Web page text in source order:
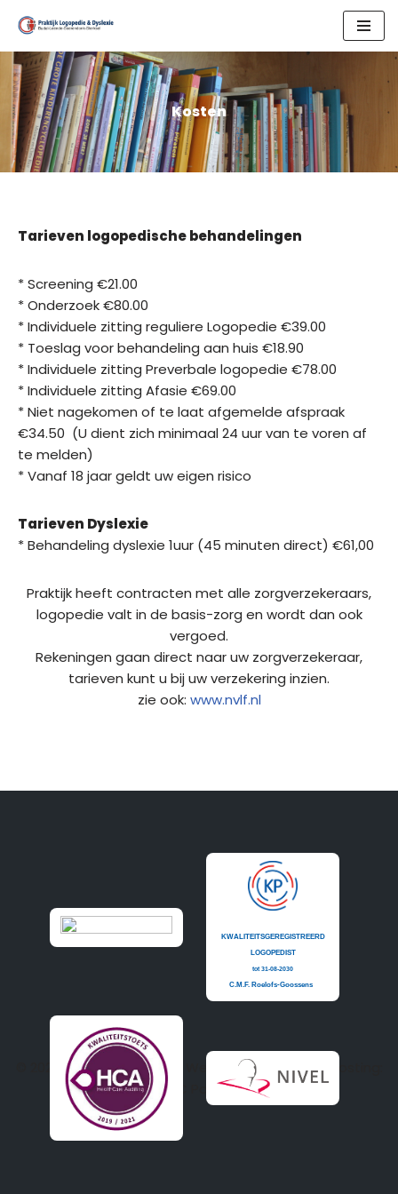
Skip
to
content
Kosten
Tarieven logopedische behandelingen
* Screening €21.00
* Onderzoek €80.00
* Individuele zitting reguliere Logopedie €39.00
* Toeslag voor behandeling aan huis €18.90
* Individuele zitting Preverbale logopedie €78.00
* Individuele zitting Afasie €69.00
* Niet nagekomen of te laat afgemelde afspraak
€34.50 (U dient zich minimaal 24 uur van te voren af
te melden)
* Vanaf 18 jaar geldt uw eigen risico
Tarieven Dyslexie
* Behandeling dyslexie 1uur (45 minuten direct) €61,00
Praktijk heeft contracten met alle zorgverzekeraars,
logopedie valt in de basis-zorg en wordt dan ook
vergoed.
Rekeningen gaan direct naar uw zorgverzekeraar,
tarieven kunt u bij uw verzekering inzien.
zie ook: www.nvlf.nl
Logopedie Budel
| Website realisatie en hosting:
PC Patrol